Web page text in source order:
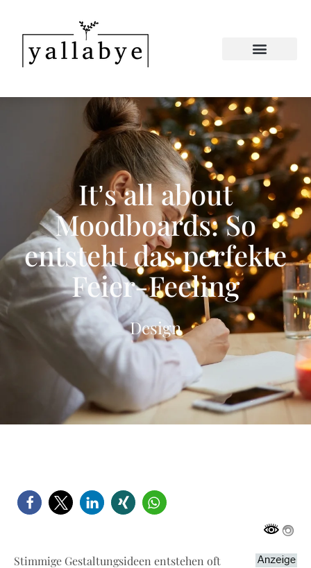
It’s all about
Moodboards: So
entsteht das perfekte
Feier-Feeling
Design
Stimmige Gestaltungsideen entstehen oft